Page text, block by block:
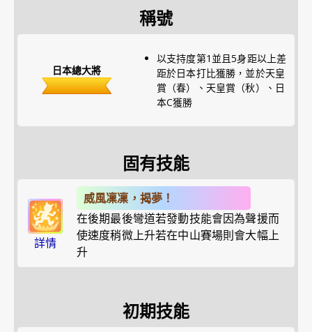
稱號
日本總大將
以支持度第1並且5身距以上差
距於日本打比獲勝，並於天皇
賞（春）、天皇賞（秋）、日
本C獲勝
固有技能
詳情
威風凜凜，揭夢！
在後期最後彎道若發動技能會因為聲援而
使速度稍微上升若在中山賽場則會大幅上
升
初期技能